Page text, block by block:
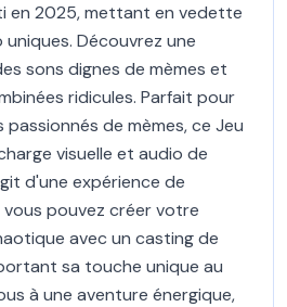
en 2025, mettant en vedette
Découvrez une
sons dignes de mèmes et
ridicules. Parfait pour
passionnés de mèmes, ce Jeu
visuelle et audio de
d'une expérience de
vous pouvez créer votre
avec un casting de
sa touche unique au
à une aventure énergique,